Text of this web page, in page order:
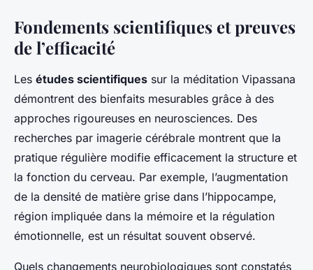
Fondements scientifiques et preuves
de l’efficacité
Les études scientifiques sur la méditation Vipassana
démontrent des bienfaits mesurables grâce à des
approches rigoureuses en neurosciences. Des
recherches par imagerie cérébrale montrent que la
pratique régulière modifie efficacement la structure et
la fonction du cerveau. Par exemple, l’augmentation
de la densité de matière grise dans l’hippocampe,
région impliquée dans la mémoire et la régulation
émotionnelle, est un résultat souvent observé.
Quels changements neurobiologiques sont constatés